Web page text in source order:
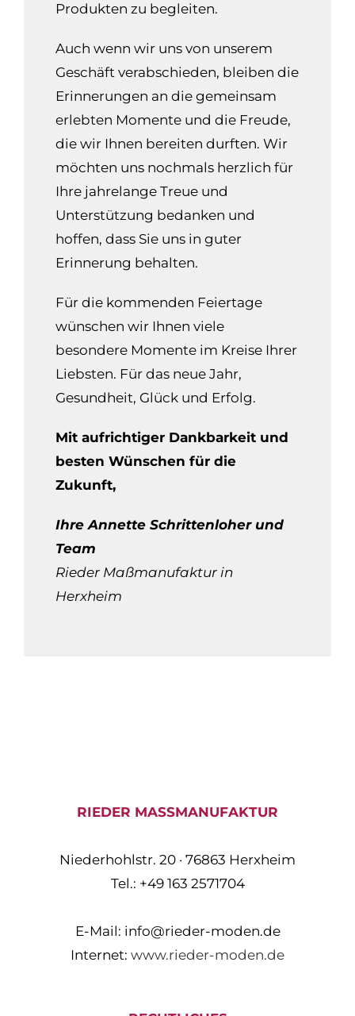
Produkten zu begleiten.
Auch wenn wir uns von unserem
Geschäft verabschieden, bleiben die
Erinnerungen an die gemeinsam
erlebten Momente und die Freude,
die wir Ihnen bereiten durften. Wir
möchten uns nochmals herzlich für
Ihre jahrelange Treue und
Unterstützung bedanken und
hoffen, dass Sie uns in guter
Erinnerung behalten.
Für die kommenden Feiertage
wünschen wir Ihnen viele
besondere Momente im Kreise Ihrer
Liebsten. Für das neue Jahr,
Gesundheit, Glück und Erfolg.
Mit aufrichtiger Dankbarkeit und
besten Wünschen für die
Zukunft,
Ihre Annette Schrittenloher und
Team
Rieder Maßmanufaktur in
Herxheim
RIEDER MASSMANUFAKTUR
Niederhohlstr. 20 · 76863 Herxheim
Tel.: +49 163 2571704
E-Mail: info@rieder-moden.de
Internet: www.rieder-moden.de